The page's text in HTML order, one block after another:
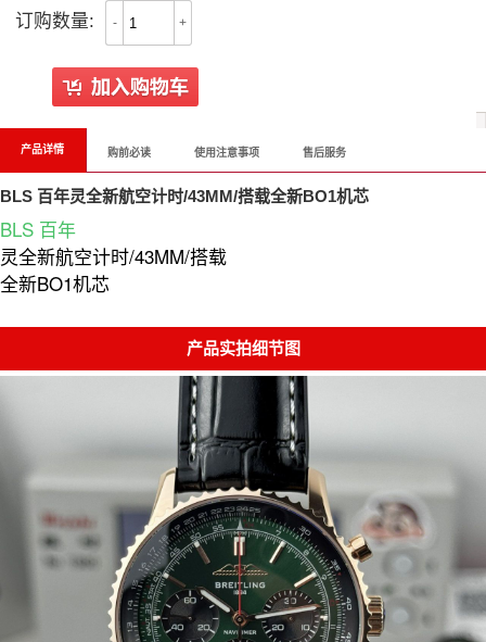
订购数量: - +
产品详情 购前必读 使用注意事项 售后服务
BLS 百年灵全新航空计时/43MM/搭载全新BO1机芯
BLS 百年
灵全新航空计时/43MM/搭载
全新BO1机芯
产品实拍细节图